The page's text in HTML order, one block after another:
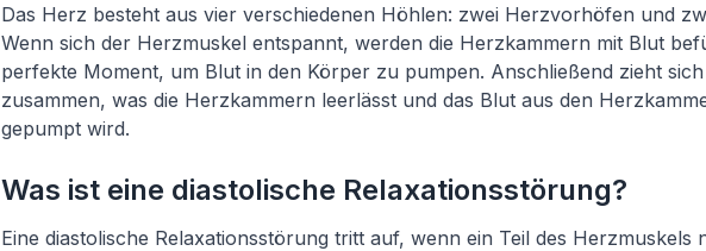
Das Herz besteht aus vier verschiedenen Höhlen: zwei Herzvorhöfen und
Wenn sich der Herzmuskel entspannt, werden die Herzkammern mit Blut
perfekte Moment, um Blut in den Körper zu pumpen. Anschließend zieht
zusammen, was die Herzkammern leerlässt und das Blut aus den
gepumpt wird.
Was ist eine diastolische Relaxationsstörung?
Eine diastolische Relaxationsstörung tritt auf, wenn ein Teil des Herzmuskels